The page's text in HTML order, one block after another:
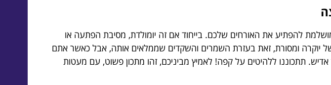
להפתיע את האורחים שלכם. בייחוד אם זה יומולדת, מסיבת הפתעה או
יוקרה ומסורת, זאת בעזרת השמרים והשקדים שממלאים אותה, אבל כאשר אתם
תתכוננו ללהיטים על קפה! לאמיץ מביניכם, זהו מתכון פשוט, עם מעטות